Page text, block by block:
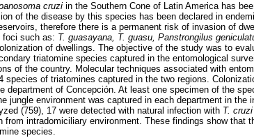
cruzi in the Southern Cone of Latin America has
of the disease by this species has been declared in
therefore there is a permanent risk of invasion of
foci such as: T. guasayana, T. guasu, Panstrongilus
of dwellings. The objective of the study was to
triatomine species captured in the entomological
of the country. Molecular techniques associated with
species of triatomines captured in the two regions.
department of Concepción. At least one specimen of the
jungle environment was captured in each department in the
(759), 17 were detected with natural infection with T. cruzi
from intradomiciliary environment. These findings show that
species.